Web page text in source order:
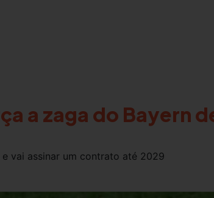
a zaga do Bayern
vai assinar um contrato até 2029